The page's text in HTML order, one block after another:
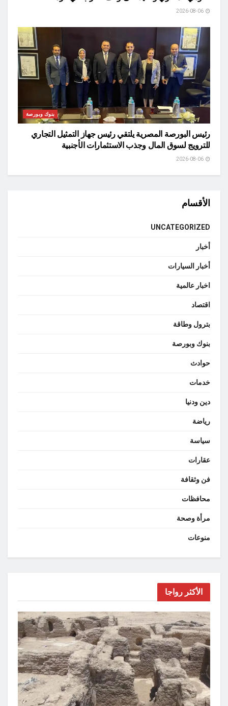
بنوك وبورصة
رئيس البورصة المصرية يلتقي رئيس جهاز التمثيل التجاري
للترويج لسوق المال وجذب الاستثمارات الأجنبية
الأقسام
UNCATEGORIZED
أخبار
أخبار السيارات
اخبار عالمية
اقتصاد
بترول وطاقة
بنوك وبورصة
حوادث
خدمات
دين ودنيا
رياضة
سياسة
عقارات
فن وثقافة
محافظات
مرأة وصحة
منوعات
الأكثر رواجا